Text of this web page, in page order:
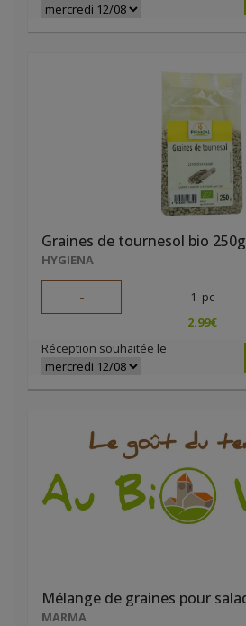
Graines de tournesol bio 250g
HYGIENA
- 1 pc
2.99€
Réception souhaitée le
MARMA